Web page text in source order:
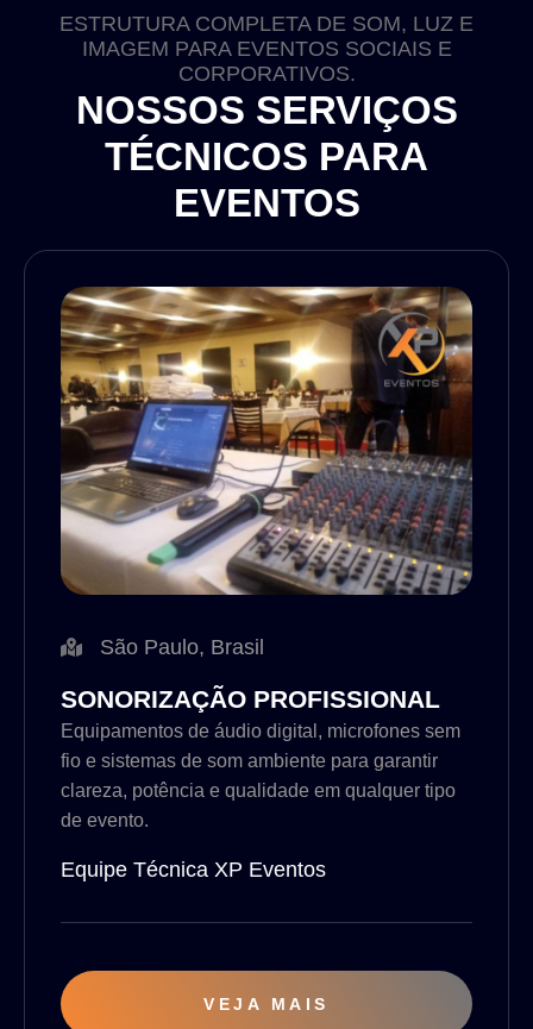
ESTRUTURA COMPLETA DE SOM, LUZ E
IMAGEM PARA EVENTOS SOCIAIS E
CORPORATIVOS.
NOSSOS SERVIÇOS
TÉCNICOS PARA
EVENTOS
São Paulo, Brasil
SONORIZAÇÃO PROFISSIONAL
Equipamentos de áudio digital, microfones sem
fio e sistemas de som ambiente para garantir
clareza, potência e qualidade em qualquer tipo
de evento.
Equipe Técnica XP Eventos
VEJA MAIS